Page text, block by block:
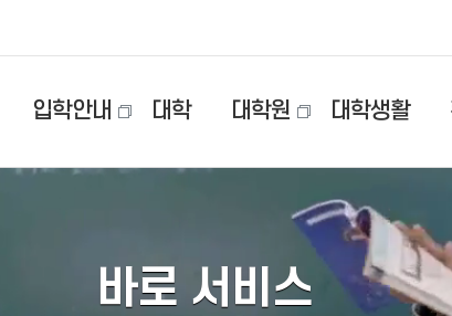
입학안내 대학 대학원 대학생활
바로 서비스